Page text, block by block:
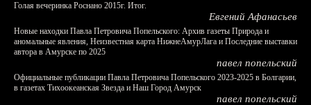
Голая вечеринка Роснано 2015г. Итог.
Евгений Афанасьев
Новые находки Павла Петровича Попельского: Архив газеты Природа и
аномальные явления, Неизвестная карта НижнеАмурЛага и Последние выставки
автора в Амурске по 2025
павел попельский
Официальные публикации Павла Петровича Попельского 2023-2025 в Болгарии,
в газетах Тихоокеанская Звезда и Наш Город Амурск
павел попельский